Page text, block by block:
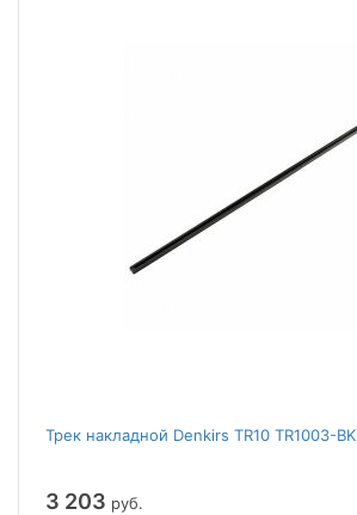
Трек накладной Denkirs TR10 TR1003-BK
3 203 руб.